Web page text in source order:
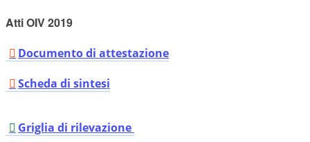
Atti OIV 2019
Documento di attestazione
Scheda di sintesi
Griglia di rilevazione